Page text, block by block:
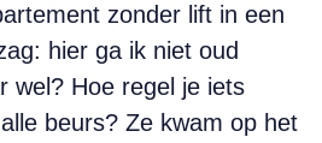
zonder lift in een
hier ga ik niet oud
wel? Hoe regel je iets
beurs? Ze kwam op het